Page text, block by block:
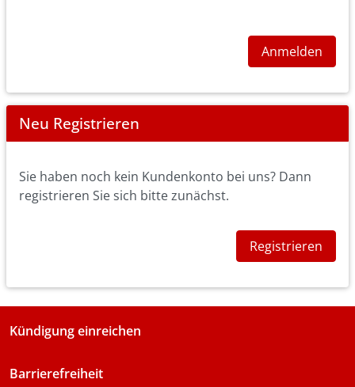
Anmelden
Neu Registrieren
Sie haben noch kein Kundenkonto bei uns? Dann
registrieren Sie sich bitte zunächst.
Registrieren
Kündigung einreichen
Barrierefreiheit